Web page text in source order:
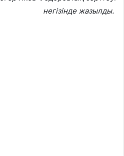
негізінде жазылды.